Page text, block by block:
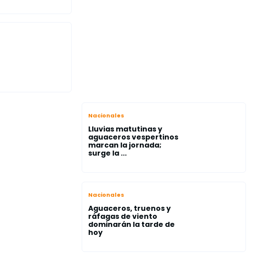
Nacionales
Lluvias matutinas y
aguaceros vespertinos
marcan la jornada;
surge la ...
Nacionales
Aguaceros, truenos y
ráfagas de viento
dominarán la tarde de
hoy